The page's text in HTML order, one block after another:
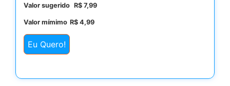
Valor sugerido R$ 7,99
Valor mímimo R$ 4,99
Eu Quero!